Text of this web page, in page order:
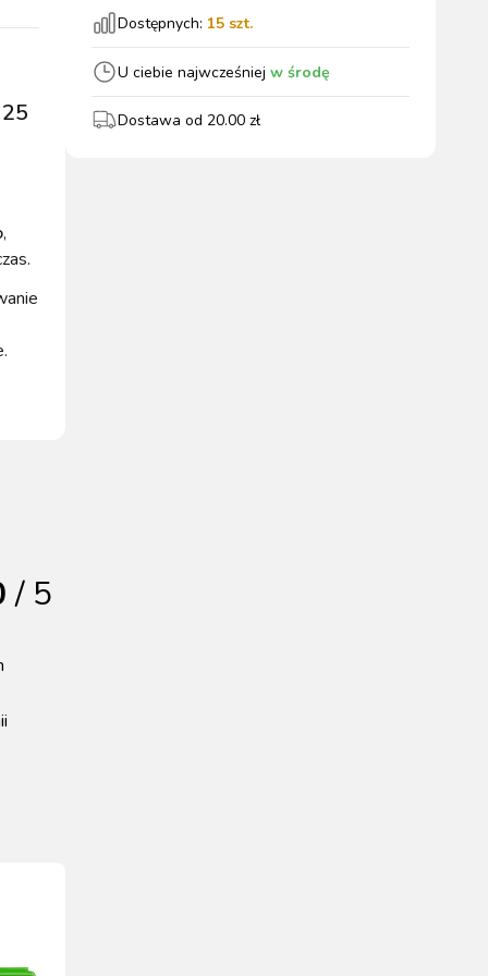
wszystkie
,
/ 5
Dostępnych: 15 szt.
U ciebie najwcześniej w środę
Dostawa od 20.00 zł